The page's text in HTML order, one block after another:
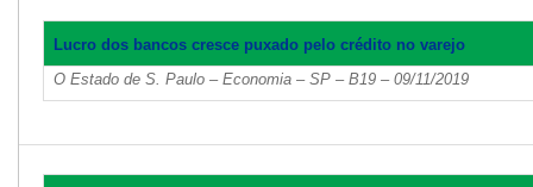
Lucro dos bancos cresce puxado pelo crédito no varejo
O Estado de S. Paulo – Economia – SP – B19 – 09/11/2019